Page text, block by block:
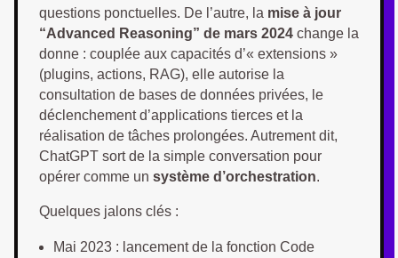
questions ponctuelles. De l’autre, la mise à jour
“Advanced Reasoning” de mars 2024 change la
donne : couplée aux capacités d’« extensions »
(plugins, actions, RAG), elle autorise la
consultation de bases de données privées, le
déclenchement d’applications tierces et la
réalisation de tâches prolongées. Autrement dit,
ChatGPT sort de la simple conversation pour
opérer comme un système d’orchestration.
Quelques jalons clés :
Mai 2023 : lancement de la fonction Code